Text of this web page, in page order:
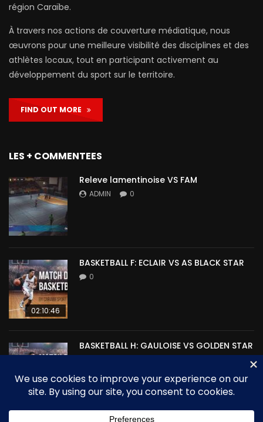
région Caraïbe.
À travers nos actions de couverture médiatique, nous
œuvrons pour une meilleure visibilité des disciplines et des
athlètes locaux, tout en participant activement au
développement du sport sur le territoire.
FIND OUT MORE
LES + COMMENTEES
Releve lamentinoise VS FAM
ADMIN 0
02:10:46
BASKETBALL F: ECLAIR VS AS BLACK STAR
0
00:00
BASKETBALL H: GAULOISE VS GOLDEN STAR